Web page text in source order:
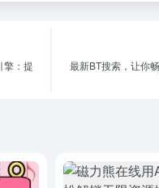
擎：提
最新BT搜索，让你